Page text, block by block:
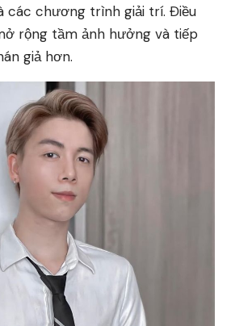
các chương trình giải trí. Điều
rộng tầm ảnh hưởng và tiếp
giả hơn.